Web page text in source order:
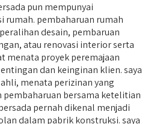
pun mempunyai
rumah. pembaharuan rumah
desain, pembaruan
atau renovasi interior serta
menata proyek peremajaan
dan keinginan klien. saya
menata perizinan yang
bersama ketelitian
pernah dikenal menjadi
dalam pabrik konstruksi. saya